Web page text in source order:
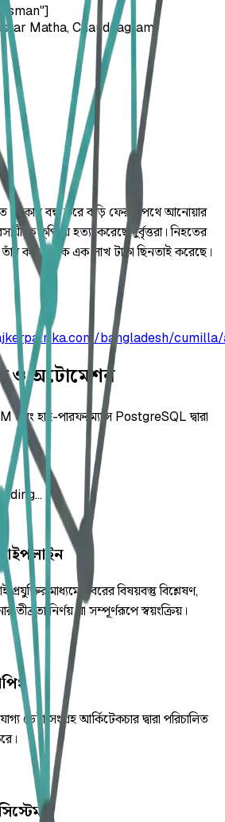
Matha, Chauddagram
দোকান বন্ধ করে বাড়ি ফেরার পথে আনোয়ার
কুপিয়ে হত্যা করেছে দুর্বৃত্তরা। নিহতের
তাঁর কাছ থেকে এক লাখ টাকা ছিনতাই করেছে।
bangladesh/
ও অটোমেশন
হাই-পারফরম্যান্স PostgreSQL দ্বারা
মাধ্যমে খবরের বিষয়বস্তু বিশ্লেষণ,
তীব্রতা নির্ণয় যা সম্পূর্ণরূপে স্বয়ংক্রিয়।
ডেটা সংগ্রহ আর্কিটেকচার দ্বারা পরিচালিত